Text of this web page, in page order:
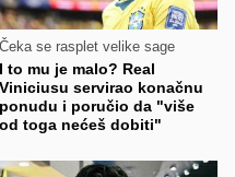
Čeka se rasplet velike sage
I to mu je malo? Real
Viniciusu servirao konačnu
ponudu i poručio da "više
od toga nećeš dobiti"